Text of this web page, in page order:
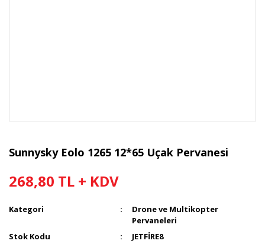
Sunnysky Eolo 1265 12*65 Uçak Pervanesi
268,80 TL + KDV
Kategori
Drone ve Multikopter
Pervaneleri
Stok Kodu
JETFİRE8